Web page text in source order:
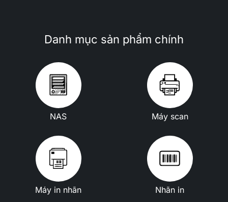
Danh mục sản phẩm chính
NAS Máy scan
Máy in nhãn Nhãn in